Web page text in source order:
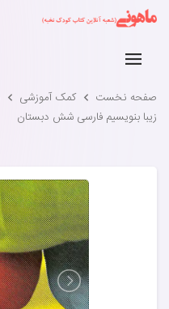
صفحه نخست کمک آموزشی
زیبا بنویسیم فارسی شش دبستان